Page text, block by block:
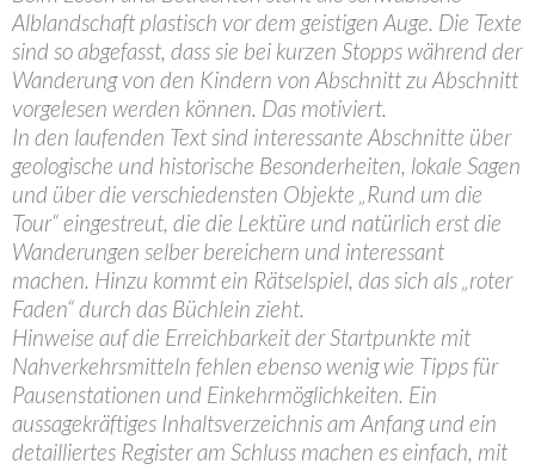
Alblandschaft plastisch vor dem geistigen Auge. Die Texte
sind so abgefasst, dass sie bei kurzen Stopps während der
Wanderung von den Kindern von Abschnitt zu Abschnitt
vorgelesen werden können. Das motiviert.
In den laufenden Text sind interessante Abschnitte über
geologische und historische Besonderheiten, lokale Sagen
und über die verschiedensten Objekte „Rund um die
Tour“ eingestreut, die die Lektüre und natürlich erst die
Wanderungen selber bereichern und interessant
machen. Hinzu kommt ein Rätselspiel, das sich als „roter
Faden“ durch das Büchlein zieht.
Hinweise auf die Erreichbarkeit der Startpunkte mit
Nahverkehrsmitteln fehlen ebenso wenig wie Tipps für
Pausenstationen und Einkehrmöglichkeiten. Ein
aussagekräftiges Inhaltsverzeichnis am Anfang und ein
detailliertes Register am Schluss machen es einfach, mit